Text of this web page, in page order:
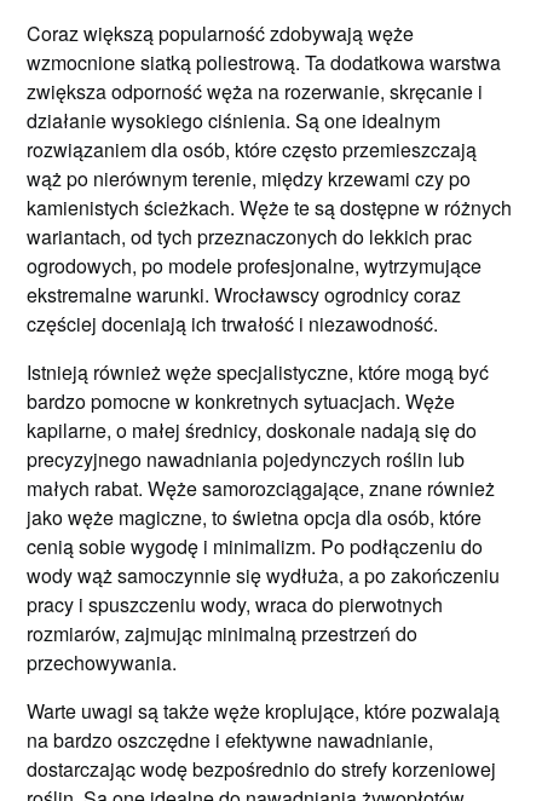
Coraz większą popularność zdobywają węże
wzmocnione siatką poliestrową. Ta dodatkowa warstwa
zwiększa odporność węża na rozerwanie, skręcanie i
działanie wysokiego ciśnienia. Są one idealnym
rozwiązaniem dla osób, które często przemieszczają
wąż po nierównym terenie, między krzewami czy po
kamienistych ścieżkach. Węże te są dostępne w różnych
wariantach, od tych przeznaczonych do lekkich prac
ogrodowych, po modele profesjonalne, wytrzymujące
ekstremalne warunki. Wrocławscy ogrodnicy coraz
częściej doceniają ich trwałość i niezawodność.
Istnieją również węże specjalistyczne, które mogą być
bardzo pomocne w konkretnych sytuacjach. Węże
kapilarne, o małej średnicy, doskonale nadają się do
precyzyjnego nawadniania pojedynczych roślin lub
małych rabat. Węże samorozciągające, znane również
jako węże magiczne, to świetna opcja dla osób, które
cenią sobie wygodę i minimalizm. Po podłączeniu do
wody wąż samoczynnie się wydłuża, a po zakończeniu
pracy i spuszczeniu wody, wraca do pierwotnych
rozmiarów, zajmując minimalną przestrzeń do
przechowywania.
Warte uwagi są także węże kroplujące, które pozwalają
na bardzo oszczędne i efektywne nawadnianie,
dostarczając wodę bezpośrednio do strefy korzeniowej